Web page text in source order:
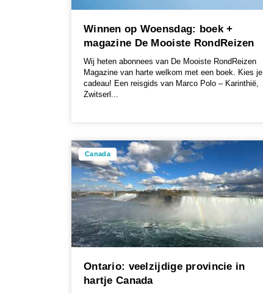
Winnen op Woensdag: boek +
magazine De Mooiste RondReizen
Wij heten abonnees van De Mooiste RondReizen
Magazine van harte welkom met een boek. Kies je
cadeau! Een reisgids van Marco Polo – Karinthië,
Zwitserl...
Canada
Ontario: veelzijdige provincie in
hartje Canada